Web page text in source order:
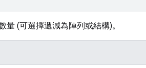
量 (可選擇遞減為陣列或結構)。